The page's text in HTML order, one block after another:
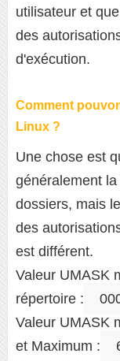
utilisateur et
des
d'exécution.
Comment
Linux ?
Une chose est
généralement
dossiers, mais
des
est différent.
Valeur UMASK
répertoire :
Valeur UMASK
et Maximum :